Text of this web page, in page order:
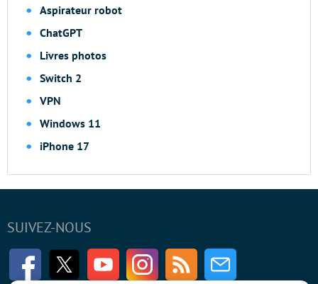
Aspirateur robot
ChatGPT
Livres photos
Switch 2
VPN
Windows 11
iPhone 17
SUIVEZ-NOUS
FacebookTwitter Youtube InstagramRSS Newsletter